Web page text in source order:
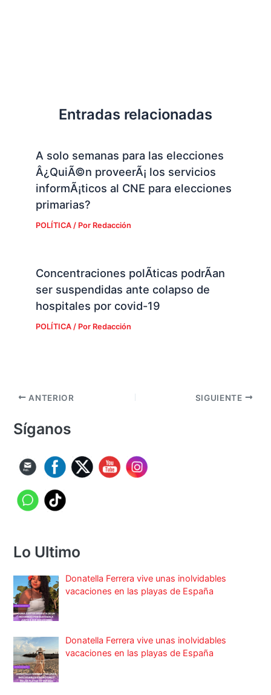
Entradas relacionadas
A solo semanas para las elecciones
Â¿QuiÃ©n proveerÃ¡ los servicios
informÃ¡ticos al CNE para elecciones
primarias?
POLÍTICA/ Por Redacción
Concentraciones polÃ­ticas podrÃ­an
ser suspendidas ante colapso de
hospitales por covid-19
POLÍTICA/ Por Redacción
ANTERIOR SIGUIENTE
Síganos
Lo Ultimo
Donatella Ferrera vive unas inolvidables
vacaciones en las playas de España
Donatella Ferrera vive unas inolvidables
vacaciones en las playas de España